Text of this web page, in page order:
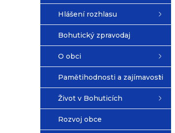
Hlášení rozhlasu
Bohutický zpravodaj
O obci
Pamětihodnosti a zajímavosti
Život v Bohuticích
Rozvoj obce